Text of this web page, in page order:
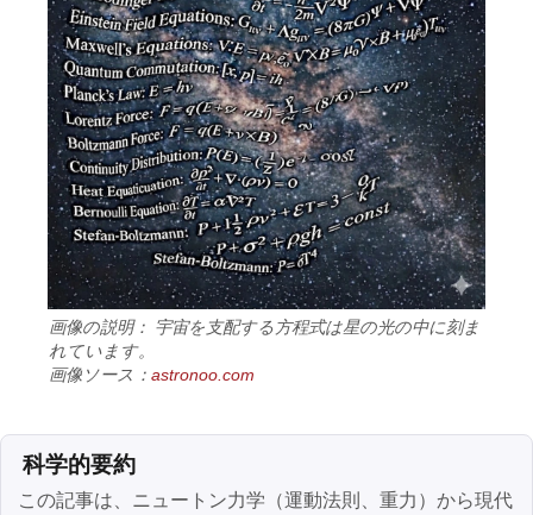
画像の説明： 宇宙を支配する方程式は星の光の中に刻ま
れています。
画像ソース：astronoo.com
科学的要約
この記事は、ニュートン力学（運動法則、重力）から現代